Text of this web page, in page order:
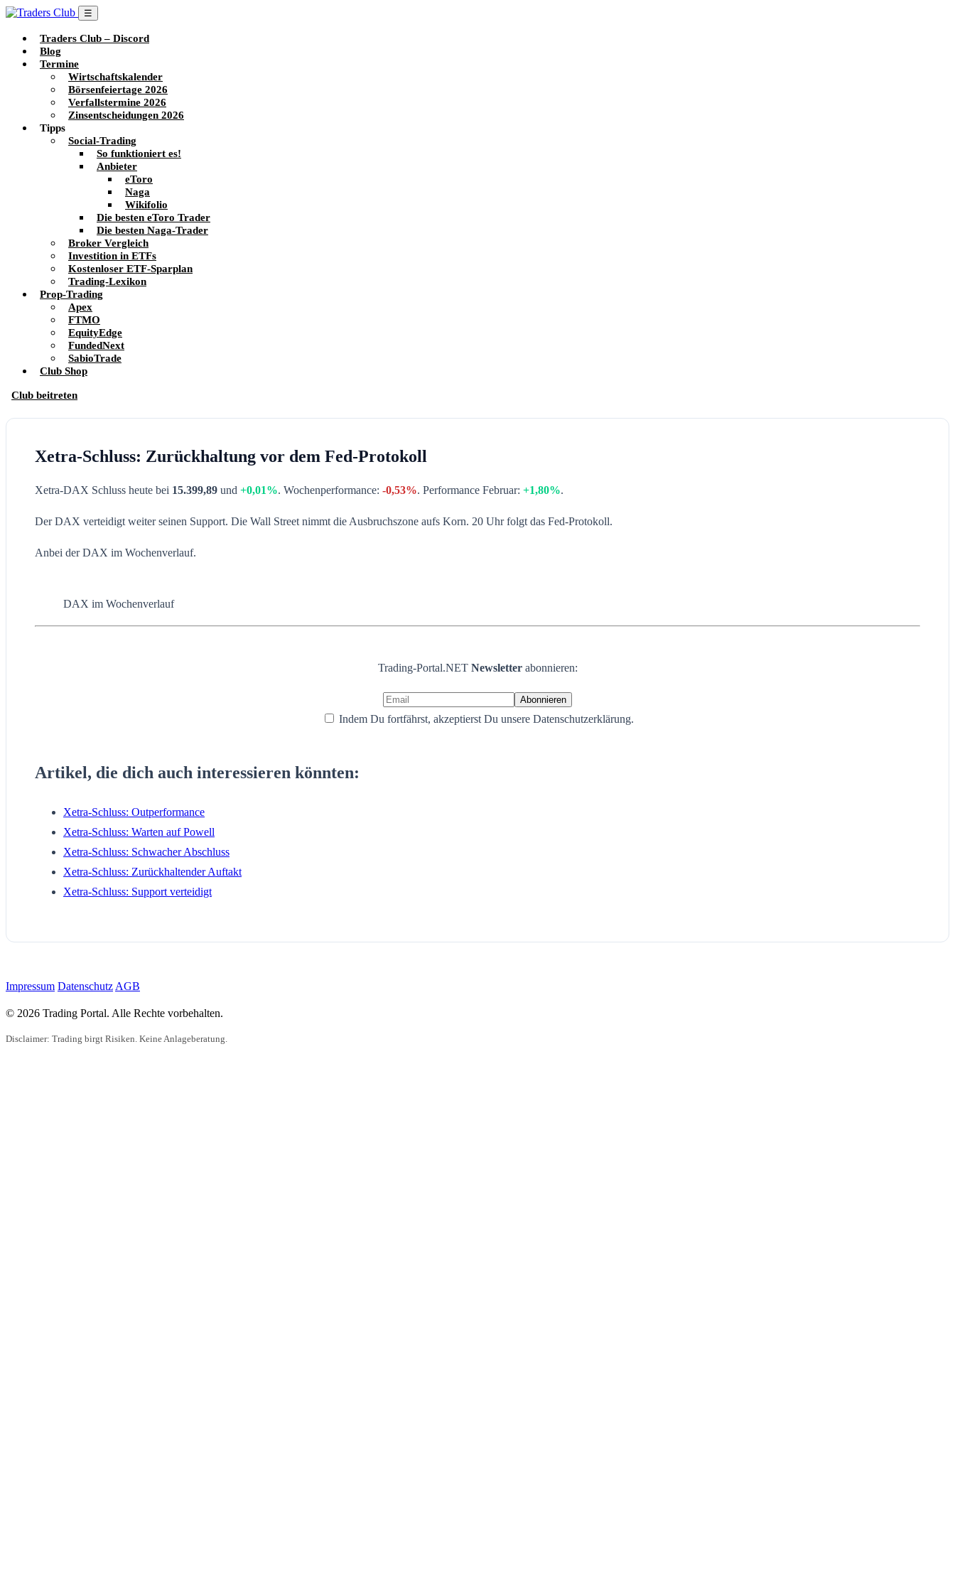
☰
Traders Club – Discord
Blog
Termine
Wirtschaftskalender
Börsenfeiertage 2026
Verfallstermine 2026
Zinsentscheidungen 2026
Tipps
Social-Trading
So funktioniert es!
Anbieter
eToro
Naga
Wikifolio
Die besten eToro Trader
Die besten Naga-Trader
Broker Vergleich
Investition in ETFs
Kostenloser ETF-Sparplan
Trading-Lexikon
Prop-Trading
Apex
FTMO
EquityEdge
FundedNext
SabioTrade
Club Shop
Club beitreten
Xetra-Schluss: Zurückhaltung vor dem Fed-Protokoll
Xetra-DAX Schluss heute bei 15.399,89 und +0,01%. Wochenperformance: -0,53%. Performance Februar: +1,80%.
Der DAX verteidigt weiter seinen Support. Die Wall Street nimmt die Ausbruchszone aufs Korn. 20 Uhr folgt das Fed-Protokoll.
Anbei der DAX im Wochenverlauf.
DAX im Wochenverlauf
Trading-Portal.NET Newsletter abonnieren:
Indem Du fortfährst, akzeptierst Du unsere Datenschutzerklärung.
Artikel, die dich auch interessieren könnten:
Xetra-Schluss: Outperformance
Xetra-Schluss: Warten auf Powell
Xetra-Schluss: Schwacher Abschluss
Xetra-Schluss: Zurückhaltender Auftakt
Xetra-Schluss: Support verteidigt
Impressum Datenschutz AGB
© 2026 Trading Portal. Alle Rechte vorbehalten.
Disclaimer: Trading birgt Risiken. Keine Anlageberatung.